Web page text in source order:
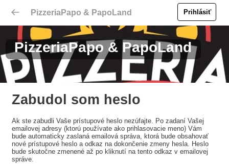
PizzeriaPapo & PapoLand Prihlásiť
PizzeriaPapo & PapoLand
Zabudol som heslo
Ak ste zabudli Vaše prístupové heslo nezúfajte. Po zadaní Vašej
emailovej adresy (ktorú používate ako prihlasovacie meno) Vám
bude automaticky zaslaná emailová správa, ktorá bude obsahovať
nové prístupové heslo a odkaz na dokončenie zmeny hesla. Heslo
bude skutočne zmenené až po kliknutí na tento odkaz v emailovej
správe.